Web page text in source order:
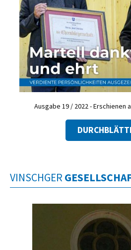
Ausgabe 19 / 2022 - Erschienen
VINSCHGER